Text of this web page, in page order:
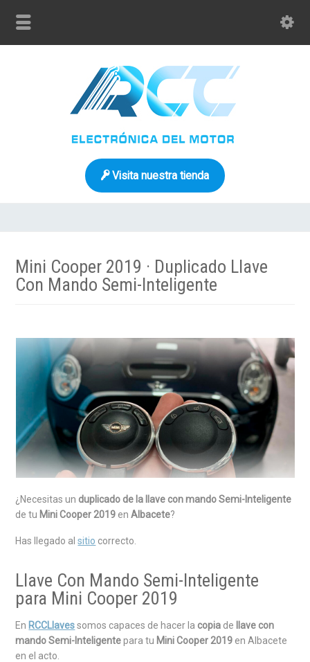
Visita nuestra tienda
Mini Cooper 2019 · Duplicado Llave
Con Mando Semi-Inteligente
¿Necesitas un duplicado de la llave con mando Semi-Inteligente
de tu Mini Cooper 2019 enAlbacete?
Has llegado alsitio correcto.
Llave Con Mando Semi-Inteligente
para Mini Cooper 2019
En RCCLlavessomos capaces de hacer la copia de
llave con
mando Semi-Inteligentepara tu Mini Cooper 2019 en Albacete
en el acto.